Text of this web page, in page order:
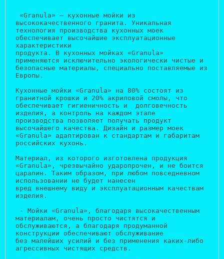
«Granula» — кухонные мойки из
высококачественного гранита. Уникальная
технология производства кухонных моек
обеспечивает высочайшие эксплуатационные
характеристики
продукта. В кухонных мойках «Granula»
применяются исключительно экологически чистые и
безопасные материалы, специально поставляемые из
Европы.
Кухонные мойки «Granula» на 80% состоят из
гранитной крошки и 20% акриловой смолы, что
обеспечивает гигиеничность и  долговечность
изделия, а контроль на каждом этапе
производства позволяет получать продукт
высочайшего качества. Дизайн и размер моек
«Granula» адаптирован к стандартам и габаритам
российских кухонь.
Материал, из которого изготовлена продукция
«Granula», чрезвычайно ударопрочен, и не боится
царапин. Таким образом, при любом повседневном
использовании не будет нанесен
вред внешнему виду и эксплуатационным качествам
изделия.
- Мойки «Granula», благодаря высокачественным
материалам, очень просто чистятся и
обслуживаются, а благодаря продуманной
конструкции обеспечивают обслуживание
без малейших усилий и без применения каких-либо
агрессивных чистящих средств.